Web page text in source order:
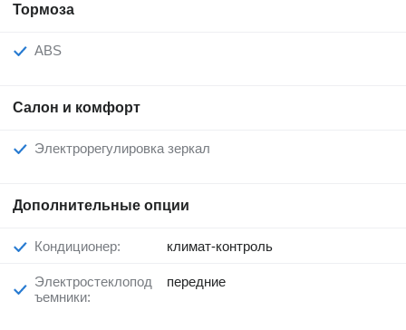
Тормоза
ABS
Салон и комфорт
Электрорегулировка зеркал
Дополнительные опции
Кондиционер: климат-контроль
Электростеклопод
ъемники:
передние